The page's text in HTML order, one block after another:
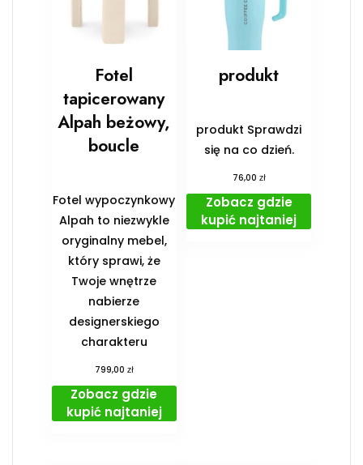
Fotel
tapicerowany
Alpah beżowy,
boucle
Fotel wypoczynkowy
Alpah to niezwykle
oryginalny mebel,
który sprawi, że
Twoje wnętrze
nabierze
designerskiego
charakteru
799,00 zł
Zobacz gdzie
kupić najtaniej
produkt
produkt Sprawdzi
się na co dzień.
76,00 zł
Zobacz gdzie
kupić najtaniej